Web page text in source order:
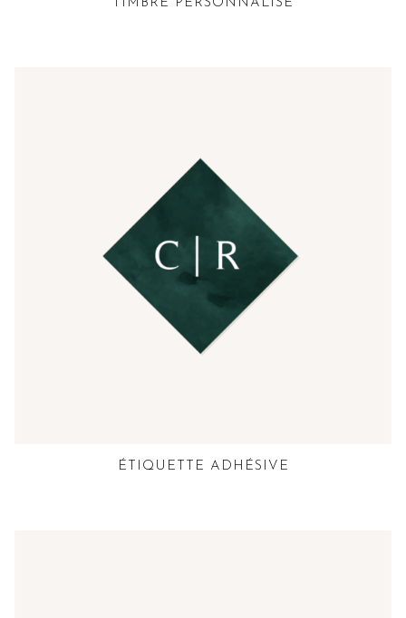
TIMBRE PERSONNALISÉ
ÉTIQUETTE ADHÉSIVE